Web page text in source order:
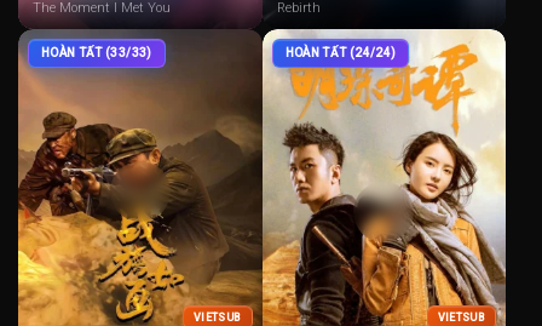
The Moment I Met You Rebirth
HOÀN TẤT (33/33)
VIETSUB
HOÀN TẤT (24/24)
VIETSUB